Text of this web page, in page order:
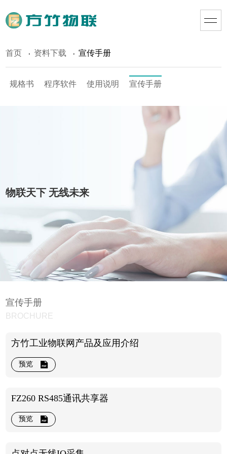
首页 资料下载 宣传手册
规格书 程序软件 使用说明 宣传手册
物联天下 无线未来
宣传手册
BROCHURE
方竹工业物联网产品及应用介绍
预览
FZ260 RS485通讯共享器
预览